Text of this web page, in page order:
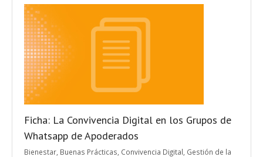
Contacto
Ficha: La Convivencia Digital en los Grupos de
Whatsapp de Apoderados
Bienestar Buenas Prácticas Convivencia Digital Gestión de la